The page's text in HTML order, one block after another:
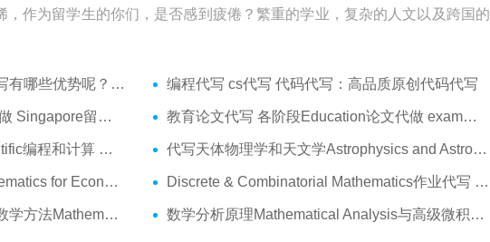
，作为留学生的你们，是否感到疲倦？繁重的学业，复杂的人文以及跨国的
势呢？价格便宜吗？ 编程代写 cs代写 代码代写：高品质原创代码代写
学生论文代写服务 教育论文代写 各阶段Education论文代做 exam代考
数学编程作业代做 代写天体物理学和天文学Astrophysics and Astronomy 天文学Assignment代做
代做Online exam代考 Discrete & Combinatorial Mathematics作业代写 代写离散 组合数学Assignment代做
Methods代写 数学分析原理Mathematical Analysis与高级微积分代写 Assignment代做